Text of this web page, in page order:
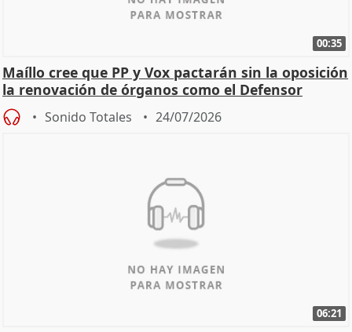
00:35
Maíllo cree que PP y Vox pactarán sin la oposición
la renovación de órganos como el Defensor
Sonido Totales 24/07/2026
06:21